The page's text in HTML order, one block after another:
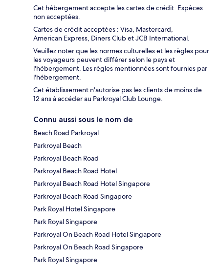
Cet hébergement accepte les cartes de crédit. Espèces
non acceptées.
Cartes de crédit acceptées : Visa, Mastercard,
American Express, Diners Club et JCB International.
Veuillez noter que les normes culturelles et les règles pour
les voyageurs peuvent différer selon le pays et
l'hébergement. Les règles mentionnées sont fournies par
l'hébergement.
Cet établissement n'autorise pas les clients de moins de
12 ans à accéder au Parkroyal Club Lounge.
Connu aussi sous le nom de
Beach Road Parkroyal
Parkroyal Beach
Parkroyal Beach Road
Parkroyal Beach Road Hotel
Parkroyal Beach Road Hotel Singapore
Parkroyal Beach Road Singapore
Park Royal Hotel Singapore
Park Royal Singapore
Parkroyal On Beach Road Hotel Singapore
Parkroyal On Beach Road Singapore
Park Royal Singapore